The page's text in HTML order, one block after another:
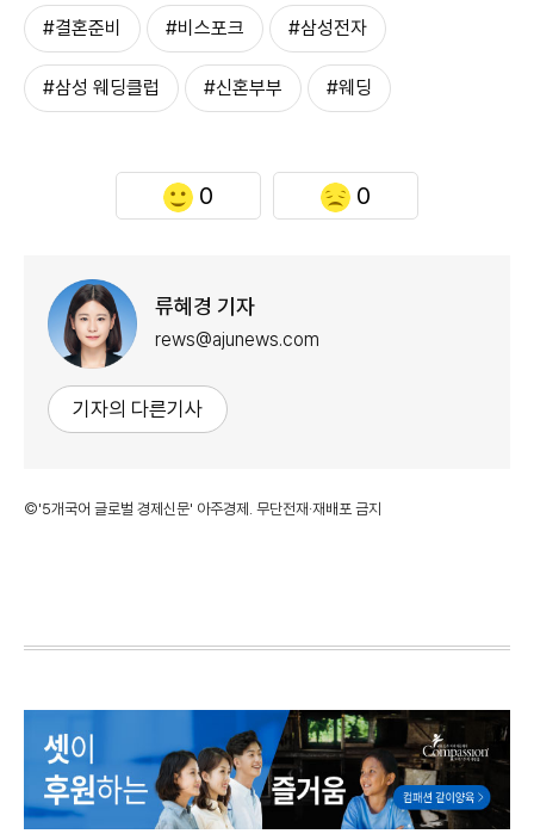
#결혼준비 #비스포크 #삼성전자
#삼성 웨딩클럽 #신혼부부 #웨딩
0 0
류혜경 기자
rews@ajunews.com
기자의 다른기사
©'5개국어 글로벌 경제신문' 아주경제. 무단전재·재배포 금지